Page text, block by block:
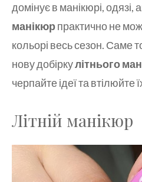
домінує в манікюрі, одязі,
манікюрпрактично не
кольорі весь сезон. Саме
нову добіркулітнього
черпайте ідеї та втілюйте
Літній манікюр